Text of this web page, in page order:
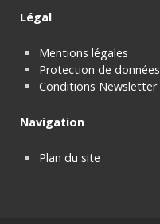
Légal
Mentions légales
Protection de données
Conditions Newsletter
Navigation
Plan du site